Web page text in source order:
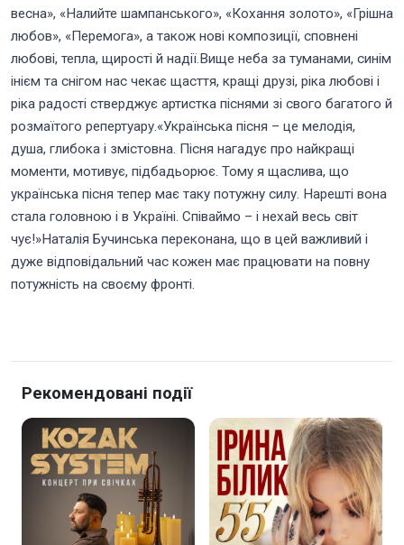
весна», «Налийте шампанського», «Кохання золото», «Грішна
любов», «Перемога», а також нові композиції, сповнені
любові, тепла, щирості й надії.Вище неба за туманами, синім
інієм та снігом нас чекає щасття, кращі друзі, ріка любові і
ріка радості стверджує артистка піснями зі свого багатого й
розмаїтого репертуару.«Українська пісня – це мелодія,
душа, глибока і змістовна. Пісня нагадує про найкращі
моменти, мотивує, підбадьорює. Тому я щаслива, що
українська пісня тепер має таку потужну силу. Нарешті вона
стала головною і в Україні. Співаймо – і нехай весь світ
чує!»Наталія Бучинська переконана, що в цей важливий і
дуже відповідальний час кожен має працювати на повну
потужність на своєму фронті.
Рекомендовані події